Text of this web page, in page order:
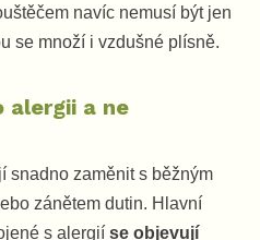
navíc nemusí být jen
se množí i vzdušné plísně.
alergii a ne
snadno zaměnit s běžným
zánětem dutin. Hlavní
s alergií se objevují